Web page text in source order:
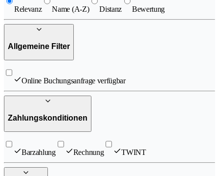
Relevanz Name (A-Z) Distanz Bewertung
Allgemeine Filter
Online Buchungsanfrage verfügbar
Zahlungskonditionen
Barzahlung Rechnung TWINT